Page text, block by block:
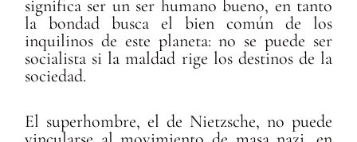
significa ser un ser humano bueno, en tanto
la bondad busca el bien común de los
inquilinos de este planeta: no se puede ser
socialista si la maldad rige los destinos de la
sociedad.
El superhombre, el de Nietzsche, no puede